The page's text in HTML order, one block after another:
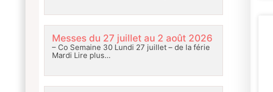
Messes du 27 juillet au 2 août 2026
– Co Semaine 30 Lundi 27 juillet – de la férie
Mardi Lire plus…